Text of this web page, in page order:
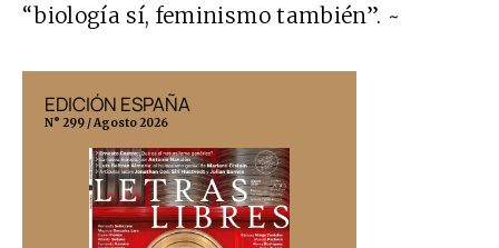
“biología sí, feminismo también”. ~
EDICIÓN ESPAÑA
N° 299 / Agosto 2026